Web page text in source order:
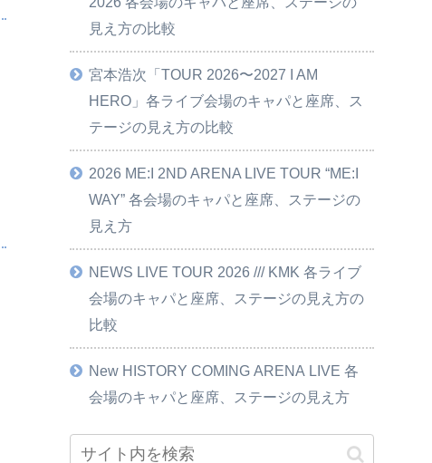
見え方の比較
宮本浩次「TOUR 2026〜2027 I AM
HERO」各ライブ会場のキャパと座席、ス
テージの見え方の比較
2026 ME:I 2ND ARENA LIVE TOUR “ME:I
WAY” 各会場のキャパと座席、ステージの
見え方
NEWS LIVE TOUR 2026 /// KMK 各ライブ
会場のキャパと座席、ステージの見え方の
比較
New HISTORY COMING ARENA LIVE 各
会場のキャパと座席、ステージの見え方